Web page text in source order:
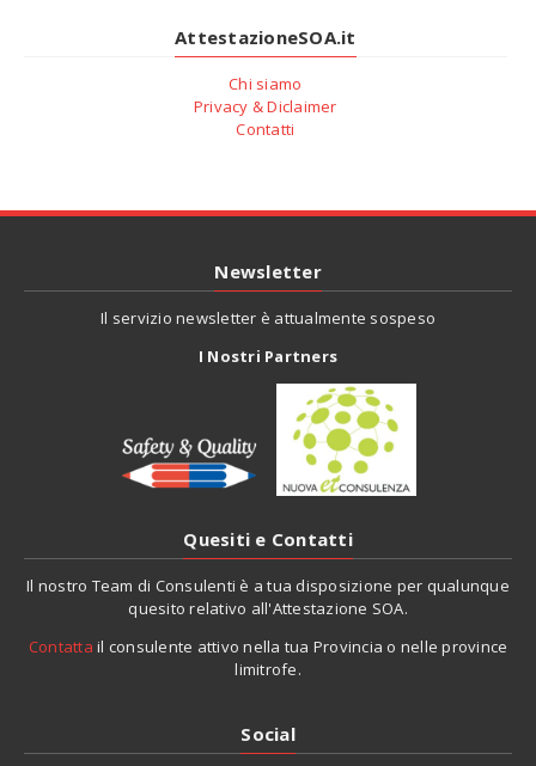
AttestazioneSOA.it
Chi siamo
Privacy & Diclaimer
Contatti
Newsletter
Il servizio newsletter è attualmente sospeso
I Nostri Partners
Quesiti e Contatti
Il nostro Team di Consulenti è a tua disposizione per qualunque
quesito relativo all'Attestazione SOA.
Contatta il consulente attivo nella tua Provincia o nelle province
limitrofe.
Social